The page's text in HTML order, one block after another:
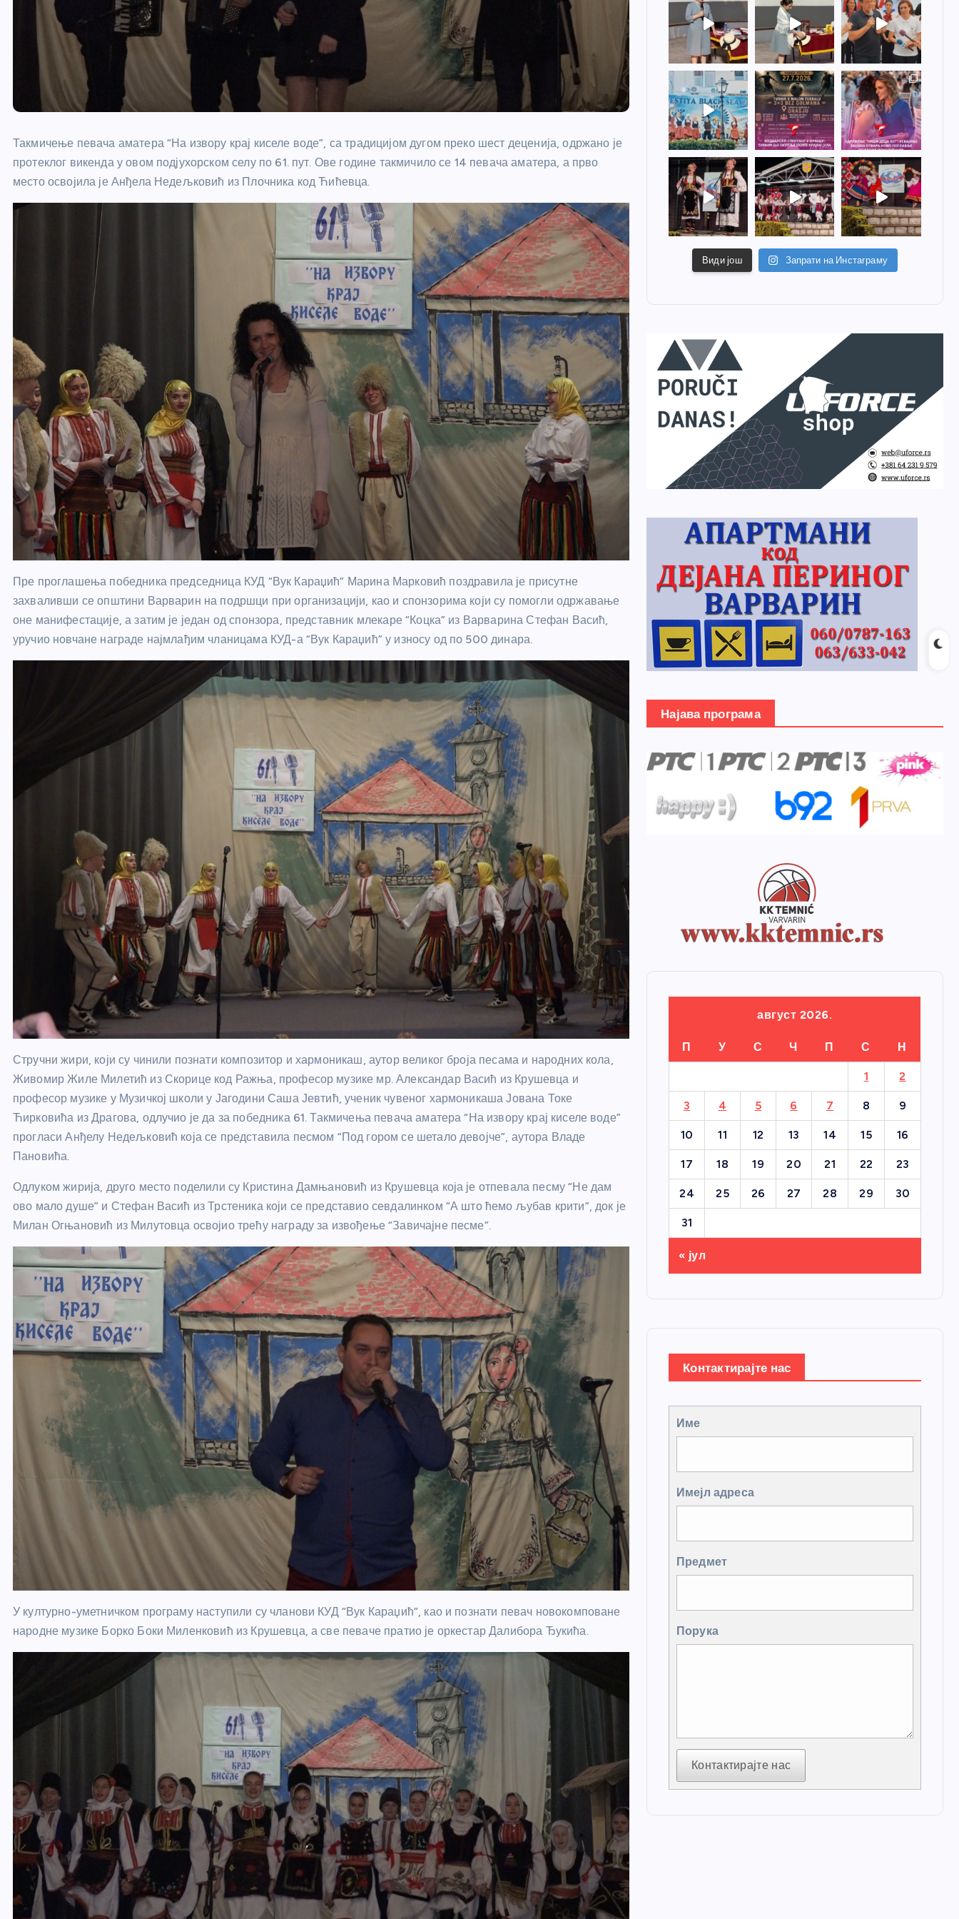
Такмичење певача аматера “На извору крај киселе воде”, са традицијом дугом преко шест деценија, одржано је
протеклог викенда у овом подјухорском селу по 61. пут. Ове године такмичило се 14 певача аматера, а прво
место освојила је Анђела Недељковић из Плочника код Ћићевца.
Пре проглашења победника председница КУД “Вук Караџић” Марина Марковић поздравила је присутне
захваливши се општини Варварин на подршци при организацији, као и спонзорима који су помогли одржавање
оне манифестације, а затим је један од спонзора, представник млекаре “Коцка” из Варварина Стефан Васић,
уручио новчане награде најмлађим чланицама КУД-а “Вук Караџић” у износу од по 500 динара.
Стручни жири, који су чинили познати композитор и хармоникаш, аутор великог броја песама и народних кола,
Живомир Жиле Милетић из Скорице код Ражња, професор музике мр. Александар Васић из Крушевца и
професор музике у Музичкој школи у Јагодини Саша Јевтић, ученик чувеног хармоникаша Јована Токе
Ћирковића из Драгова, одлучио је да за победника 61. Такмичења певача аматера “На извору крај киселе воде”
прогласи Анђелу Недељковић која се представила песмом “Под гором се шетало девојче”, аутора Владе
Пановића.
Одлуком жирија, друго место поделили су Кристина Дамњановић из Крушевца која је отпевала песму “Не дам
ово мало душе” и Стефан Васић из Трстеника који се представио севдалинком “А што ћемо љубав крити”, док је
Милан Огњановић из Милутовца освојио трећу награду за извођење “Завичајне песме”.
У културно-уметничком програму наступили су чланови КУД “Вук Караџић”, као и познати певач новокомповане
народне музике Борко Боки Миленковић из Крушевца, а све певаче пратио је оркестар Далибора Ђукића.
Види још Запрати на Инстаграму
Најава програма
август 2026.
П У С Ч П С Н
1 2
3 4 5 6 7 8 9
10 11 12 13 14 15 16
17 18 19 20 21 22 23
24 25 26 27 28 29 30
31
« јул
Контактирајте нас
Име
Имејл адреса
Предмет
Порука
Контактирајте нас